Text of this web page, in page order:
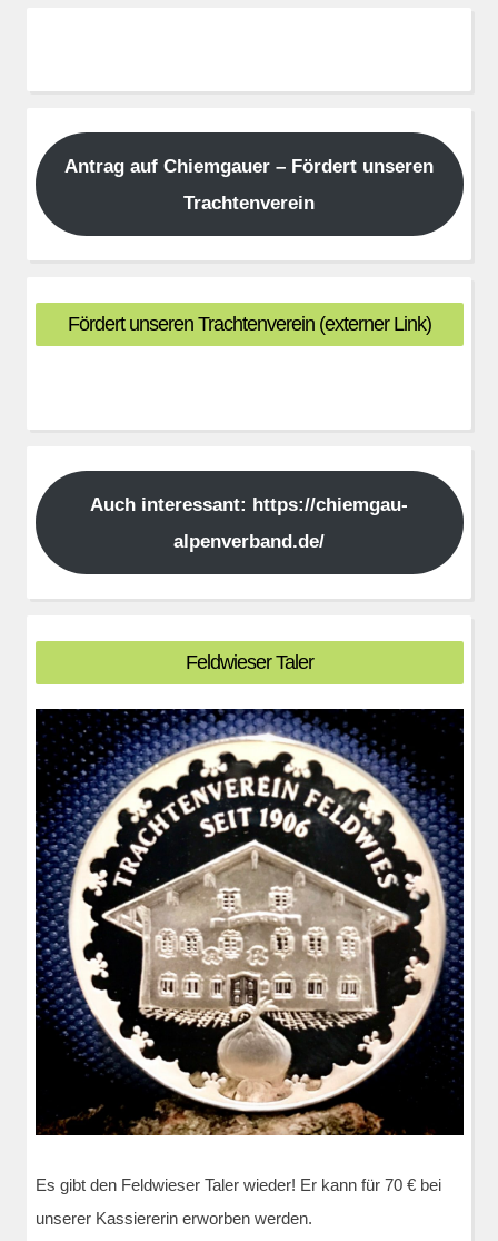
Antrag auf Chiemgauer – Fördert unseren
Trachtenverein
Fördert unseren Trachtenverein (externer Link)
Auch interessant: https://chiemgau-
alpenverband.de/
Feldwieser Taler
Es gibt den Feldwieser Taler wieder! Er kann für 70 € bei
unserer Kassiererin erworben werden.